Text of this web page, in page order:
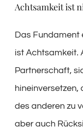
Achtsamkeit ist
Das Fundament
ist Achtsamkeit.
Partnerschaft,
hineinversetzen,
des anderen zu
aber auch